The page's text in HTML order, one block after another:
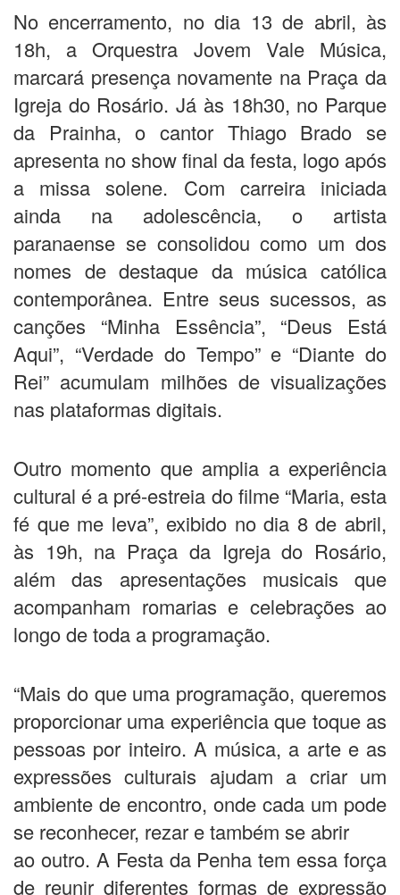
No encerramento, no dia 13 de abril, às
18h, a Orquestra Jovem Vale Música,
marcará presença novamente na Praça da
Igreja do Rosário. Já às 18h30, no Parque
da Prainha, o cantor Thiago Brado se
apresenta no show final da festa, logo após
a missa solene. Com carreira iniciada
ainda na adolescência, o artista
paranaense se consolidou como um dos
nomes de destaque da música católica
contemporânea. Entre seus sucessos, as
canções “Minha Essência”, “Deus Está
Aqui”, “Verdade do Tempo” e “Diante do
Rei” acumulam milhões de visualizações
nas plataformas digitais.
Outro momento que amplia a experiência
cultural é a pré-estreia do filme “Maria, esta
fé que me leva”, exibido no dia 8 de abril,
às 19h, na Praça da Igreja do Rosário,
além das apresentações musicais que
acompanham romarias e celebrações ao
longo de toda a programação.
“Mais do que uma programação, queremos
proporcionar uma experiência que toque as
pessoas por inteiro. A música, a arte e as
expressões culturais ajudam a criar um
ambiente de encontro, onde cada um pode
se reconhecer, rezar e também se abrir
ao outro. A Festa da Penha tem essa força
de reunir diferentes formas de expressão